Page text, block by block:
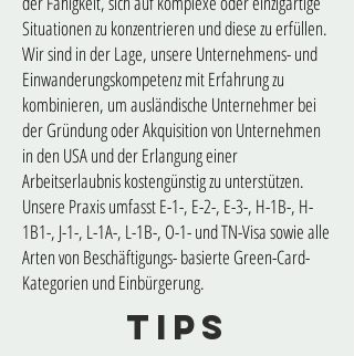
Situationen zu konzentrieren und diese zu erfüllen.
Wir sind in der Lage, unsere Unternehmens- und
Einwanderungskompetenz mit Erfahrung zu
kombinieren, um ausländische Unternehmer bei
der Gründung oder Akquisition von Unternehmen
in den USA und der Erlangung einer
Arbeitserlaubnis kostengünstig zu unterstützen.
Unsere Praxis umfasst E-1-, E-2-, E-3-, H-1B-, H-
1B1-, J-1-, L-1A-, L-1B-, O-1- und TN-Visa sowie alle
Arten von Beschäftigungs- basierte Green-Card-
Kategorien und Einbürgerung.
Tips